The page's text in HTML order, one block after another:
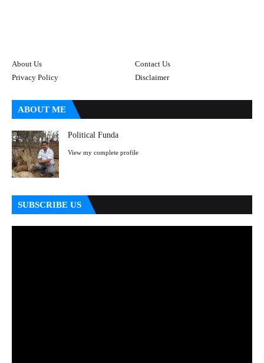
About Us
Contact Us
Privacy Policy
Disclaimer
ABOUT ME
Political Funda
View my complete profile
SUBSCRIBE US